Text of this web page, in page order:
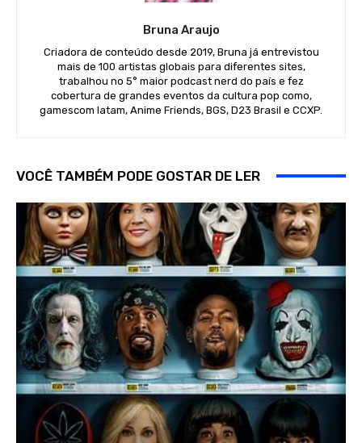
Bruna Araujo
Criadora de conteúdo desde 2019, Bruna já entrevistou
mais de 100 artistas globais para diferentes sites,
trabalhou no 5° maior podcast nerd do país e fez
cobertura de grandes eventos da cultura pop como,
gamescom latam, Anime Friends, BGS, D23 Brasil e CCXP.
VOCÊ TAMBÉM PODE GOSTAR DE LER